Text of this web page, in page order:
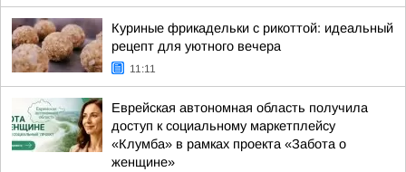
Куриные фрикадельки с рикоттой: идеальный
рецепт для уютного вечера
11:11
Еврейская автономная область получила
доступ к социальному маркетплейсу
«Клумба» в рамках проекта «Забота о
женщине»